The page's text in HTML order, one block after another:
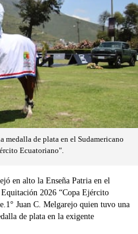
medalla de plata en el Sudamericano
Ecuatoriano".
en alto la Enseña Patria en el
2026 “Copa Ejército
Juan C. Melgarejo quien tuvo una
de plata en la exigente